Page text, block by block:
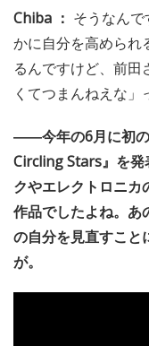
Chiba ： そうなん
かに自分を高められ
るんですけど、前田
くてつまんねえな」
――今年の6月に初
Circling Stars』を発
クやエレクトロニカ
作品でしたよね。あ
の自分を見直すこと
が。